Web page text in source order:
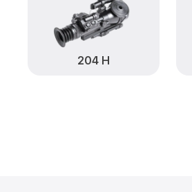
204 Н